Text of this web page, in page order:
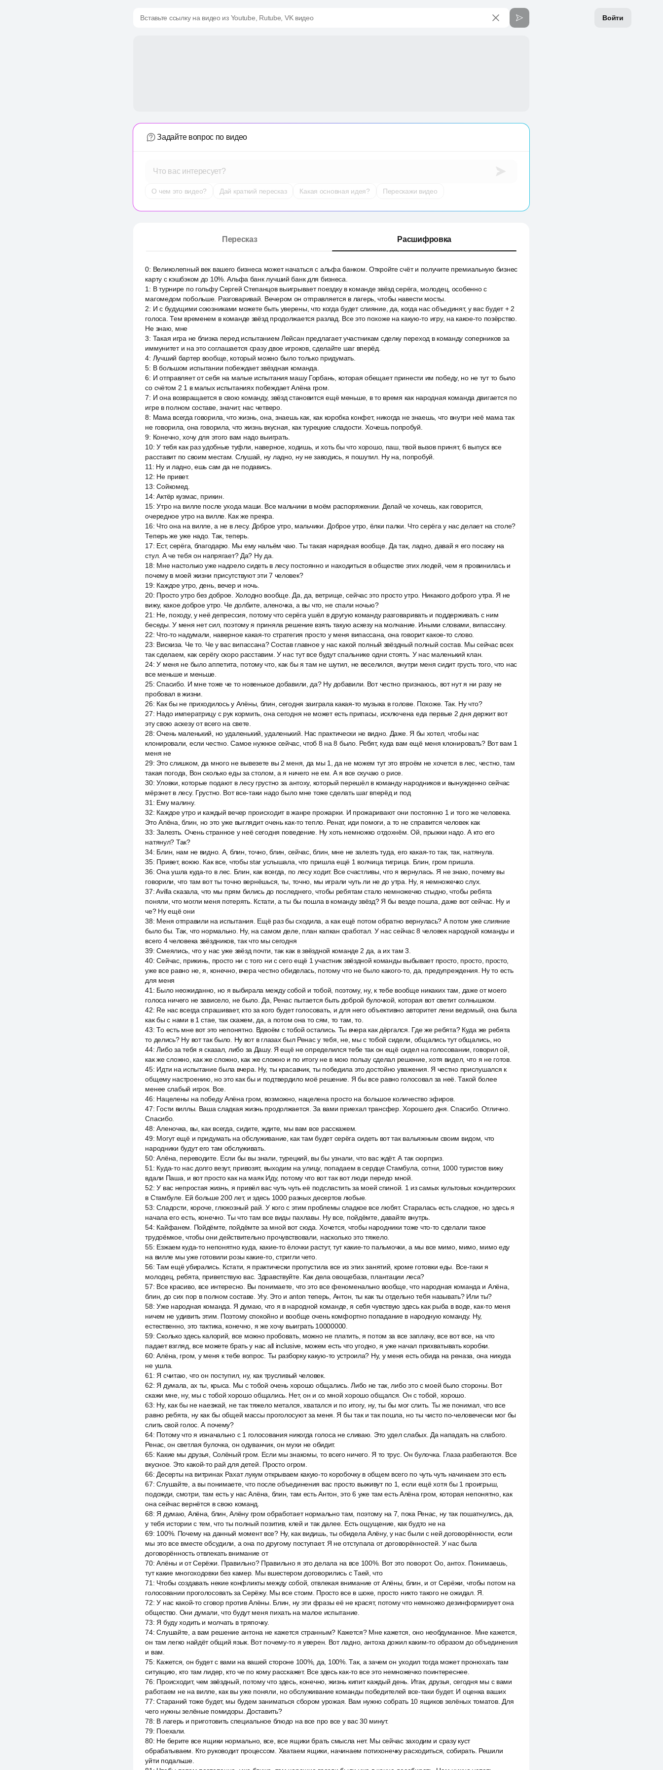
Войти
Вставьте ссылку на видео из Youtube, Rutube, VK видео
Задайте вопрос по видео
Что вас интересует?
О чем это видео? Дай краткий пересказ Какая основная идея? Перескажи видео
Пересказ Расшифровка
0: Великолепный век вашего бизнеса может начаться с альфа банком. Откройте счёт и получите премиальную бизнес
карту с кэшбэком до 10%. Альфа банк лучший банк для бизнеса.
1 : В турнире по гольфу Сергей Степанцов выигрывает поездку в команде звёзд серёга, молодец, особенно с
магомедом побольше. Разговаривай. Вечером он отправляется в лагерь, чтобы навести мосты.
2: И с будущими союзниками можете быть уверены, что когда будет слияние, да, когда нас объединят, у вас будет + 2
голоса. Тем временем в команде звёзд продолжается разлад. Все это похоже на какую-то игру, на какое-то позёрство.
Не знаю, мне
3: Такая игра не близка перед испытанием Лейсан предлагает участникам сделку переход в команду соперников за
иммунитет и на это соглашается сразу двое игроков, сделайте шаг вперёд.
4: Лучший бартер вообще, который можно было только придумать.
5: В большом испытании побеждает звёздная команда.
6: И отправляет от себя на малые испытания машу Горбань, которая обещает принести им победу, но не тут то было
со счётом 2 1 в малых испытаниях побеждает Алёна гром.
7: И она возвращается в свою команду, звёзд становится ещё меньше, в то время как народная команда двигается по
игре в полном составе, значит, нас четверо.
8: Мама всегда говорила, что жизнь, она, знаешь как, как коробка конфет, никогда не знаешь, что внутри неё мама так
не говорила, она говорила, что жизнь вкусная, как турецкие сладости. Хочешь попробуй.
9: Конечно, хочу для этого вам надо выиграть.
10:У тебя как раз удобные туфли, наверное, ходишь, и хоть бы что хорошо, паш, твой вызов принят, 6 выпуск все
расставит по своим местам. Слушай, ну ладно, ну не заводись, я пошутил. Ну на, попробуй.
11 : Ну и ладно, ешь сам да не подавись.
12: Не привет.
13:Сойкомед.
14:Актёр кузмас, прикин.
15:Утро на вилле после ухода маши. Все мальчики в моём распоряжении. Делай че хочешь, как говорится,
очередное утро на вилле. Как же прекра.
16: Что она на вилле, а не в лесу. Доброе утро, мальчики. Доброе утро, ёлки палки. Что серёга у нас делает на столе?
Теперь же уже надо. Так, теперь.
17: Ест, серёга, благодарю. Мы ему нальём чаю. Ты такая нарядная вообще. Да так, ладно, давай я его посажу на
стул. А че тебя он напрягает? Да? Ну да.
18: Мне настолько уже надоело сидеть в лесу постоянно и находиться в обществе этих людей, чем я провинилась и
почему в моей жизни присутствуют эти 7 человек?
19: Каждое утро, день, вечер и ночь.
20: Просто утро без доброе. Холодно вообще. Да, да, ветрище, сейчас это просто утро. Никакого доброго утра. Я не
вижу, какое доброе утро. Че долбите, аленочка, а вы что, не спали ночью?
21 : Не, походу, у неё депрессия, потому что серёга ушёл в другую команду разговаривать и поддерживать с ним
беседы. У меня нет сил, поэтому я приняла решение взять такую аскезу на молчание. Иными словами, випассану.
22: Что-то надумали, наверное какая-то стратегия просто у меня випассана, она говорит какое-то слово.
23: Вискиза. Че то. Че у вас випассана? Состав главное у нас какой полный звёздный полный состав. Мы сейчас всех
так сделаем, как серёгу скоро расставим. У нас тут все будут спальнике одни стоять. У нас маленький клан.
24:У меня не было аппетита, потому что, как бы я там не шутил, не веселился, внутри меня сидит грусть того, что нас
все меньше и меньше.
25:Спасибо. И мне тоже че то новенькое добавили, да? Ну добавили. Вот честно признаюсь, вот нут я ни разу не
пробовал в жизни.
26: Как бы не приходилось у Алёны, блин, сегодня заиграла какая-то музыка в голове. Похоже. Так. Ну что?
27: Надо императрицу с рук кормить, она сегодня не может есть припасы, исключена еда первые 2 дня держит вот
эту свою аскезу от всего на свете.
28:Очень маленький, но удаленький, удаленький. Нас практически не видно. Даже. Я бы хотел, чтобы нас
клонировали, если честно. Самое нужное сейчас, чтоб 8 на 8 было. Ребят, куда вам ещё меня клонировать? Вот вам 1
меня не
29: Это слишком, да много не вывезете вы 2 меня, да мы 1, да не можем тут это втроём не хочется в лес, честно, там
такая погода, Вон сколько еды за столом, а я ничего не ем. А я все скучаю о рисе.
30:Уловки, которые подают в лесу грустно за антоху, который перешёл в команду народников и вынужденно сейчас
мёрзнет в лесу. Грустно. Вот все-таки надо было мне тоже сделать шаг вперёд и под
31 : Ему малину.
32: Каждое утро и каждый вечер происходит в жанре прожарки. И прожаривают они постоянно 1 и того же человека.
Это Алёна, блин, но это уже выглядит очень как-то тепло. Ренат, иди помоги, а то не справится человек как
33:Залезть. Очень странное у неё сегодня поведение. Ну хоть немножко отдохнём. Ой, прыжки надо. А кто его
натянул? Так?
34: Блин, нам не видно. А, блин, точно, блин, сейчас, блин, мне не залезть туда, его какая-то так, так, натянула.
35: Привет, воюю. Как все, чтобы star услышала, что пришла ещё 1 волчица тигрица. Блин, гром пришла.
36:Она ушла куда-то в лес. Блин, как всегда, по лесу ходит. Все счастливы, что я вернулась. Я не знаю, почему вы
говорили, что там вот ты точно вернёшься, ты, точно, мы играли чуть ли не до утра. Ну, я немножечко слух.
37:Avilla сказала, что мы прям бились до последнего, чтобы ребятам стало немножечко стыдно, чтобы ребята
поняли, что могли меня потерять. Кстати, а ты бы пошла в команду звёзд? Я бы везде пошла, даже вот сейчас. Ну и
че? Ну ещё они
38: Меня отправили на испытания. Ещё раз бы сходила, а как ещё потом обратно вернулась? А потом уже слияние
было бы. Так, что нормально. Ну, на самом деле, план капкан сработал. У нас сейчас 8 человек народной команды и
всего 4 человека звёздников, так что мы сегодня
39:Смеялись, что у нас уже звёзд почти, так как в звёздной команде 2 да, а их там 3.
40:Сейчас, прикинь, просто ни с того ни с сего ещё 1 участник звёздной команды выбывает просто, просто, просто,
уже все равно не, я, конечно, вчера честно обиделась, потому что не было какого-то, да, предупреждения. Ну то есть
для меня
41 : Было неожиданно, но я выбирала между собой и тобой, поэтому, ну, к тебе вообще никаких там, даже от моего
голоса ничего не зависело, не было. Да, Ренас пытается быть доброй булочкой, которая вот светит солнышком.
42: Re нас всегда спрашивает, кто за кого будет голосовать, и для него объективно авторитет лени ведомый, она была
как бы с нами в 1 стае, так скажем, да, а потом она то сям, то там, то.
43:То есть мне вот это непонятно. Вдвоём с тобой остались. Ты вчера как дёргался. Где же ребята? Куда же ребята
то делись? Ну вот так было. Ну вот в глазах был Ренас у тебя, не, мы с тобой сидели, общались тут общались, но
44:Либо за тебя я сказал, либо за Дашу. Я ещё не определился тебе так он ещё сидел на голосовании, говорил ой,
как же сложно, как же сложно, как же сложно и по итогу не в мою пользу сделал решение, хотя видел, что я не готов.
45: Идти на испытание была вчера. Ну, ты красавчик, ты победила это достойно уважения. Я честно прислушался к
общему настроению, но это как бы и подтвердило моё решение. Я бы все равно голосовал за неё. Такой более
менее слабый игрок. Все.
46: Нацелены на победу Алёна гром, возможно, нацелена просто на большое количество эфиров.
47: Гости виллы. Ваша сладкая жизнь продолжается. За вами приехал трансфер. Хорошего дня. Спасибо. Отлично.
Спасибо.
48:Аленочка, вы, как всегда, сидите, ждите, мы вам все расскажем.
49: Могут ещё и придумать на обслуживание, как там будет серёга сидеть вот так вальяжным своим видом, что
народники будут его там обслуживать.
50:Алёна, переводите. Если бы вы знали, турецкий, вы бы узнали, что вас ждёт. А так сюрприз.
51 : Куда-то нас долго везут, привозят, выходим на улицу, попадаем в сердце Стамбула, сотни, 1000 туристов вижу
вдали Паша, и вот просто как на маяк Иду, потому что вот так вот люди передо мной.
52:У вас непростая жизнь, я привёл вас чуть чуть её подсластить за моей спиной. 1 из самых культовых кондитерских
в Стамбуле. Ей больше 200 лет, и здесь 1000 разных десертов любые.
53:Сладости, короче, глюкозный рай. У кого с этим проблемы сладкое все любят. Старалась есть сладкое, но здесь я
начала его есть, конечно. Ты что там все виды пахлавы. Ну все, пойдёмте, давайте внутрь.
54: Кайфанем. Пойдёмте, пойдёмте за мной вот сюда. Хочется, чтобы народники тоже что-то сделали такое
трудоёмкое, чтобы они действительно прочувствовали, насколько это тяжело.
55: Езжаем куда-то непонятно куда, какие-то ёлочки растут, тут какие-то пальмочки, а мы все мимо, мимо, мимо еду
на вилле мы уже готовили розы какие-то, стригли чето.
56:Там ещё убирались. Кстати, я практически пропустила все из этих занятий, кроме готовки еды. Все-таки я
молодец, ребята, приветствую вас. Здравствуйте. Как дела овощебаза, плантации леса?
57: Все красиво, все интересно. Вы понимаете, что это все феноменально вообще, что народная команда и Алёна,
блин, до сих пор в полном составе. Угу. Это и anton теперь, Антон, ты как ты отдельно тебя называть? Или ты?
58:Уже народная команда. Я думаю, что я в народной команде, я себя чувствую здесь как рыба в воде, как-то меня
ничем не удивить этим. Поэтому спокойно и вообще очень комфортно попадание в народную команду. Ну,
естественно, это тактика, конечно, я же хочу выиграть 10000000.
59:Сколько здесь калорий, все можно пробовать, можно не платить, я потом за все заплачу, все вот все, на что
падает взгляд, все можете брать у нас all inclusive, можем есть что угодно, я уже начал прихватывать коробки.
60:Алёна, гром, у меня к тебе вопрос. Ты разборку какую-то устроила? Ну, у меня есть обида на реназа, она никуда
не ушла.
61 : Я считаю, что он поступил, ну, как трусливый человек.
62: Я думала, ах ты, крыса. Мы с тобой очень хорошо общались. Либо не так, либо это с моей было стороны. Вот
скажи мне, ну, мы с тобой хорошо общались. Нет, он и со мной хорошо общался. Он с тобой, хорошо.
63: Ну, как бы не наезжай, не так тяжело метался, хватался и по итогу, ну, ты бы мог слить. Ты же понимал, что все
равно ребята, ну как бы общей массы проголосуют за меня. Я бы так и так пошла, но ты чисто по-человечески мог бы
слить свой голос. А почему?
64: Потому что я изначально с 1 голосования никогда голоса не сливаю. Это удел слабых. Да нападать на слабого.
Ренас, он светлая булочка, он одуванчик, он мухи не обидит.
65: Какие мы друзья, Солёный гром. Если мы знакомы, то всего ничего. Я то трус. Он булочка. Глаза разбегаются. Все
вкусное. Это какой-то рай для детей. Просто огром.
66: Десерты на витринах Рахат лукум открываем какую-то коробочку в общем всего по чуть чуть начинаем это есть
67:Слушайте, а вы понимаете, что после объединения вас просто выживут по 1, если ещё хотя бы 1 проигрыш,
подожди, смотри, там есть у нас Алёна, блин, там есть Антон, это 6 уже там есть Алёна гром, которая непонятно, как
она сейчас вернётся в свою команд.
68: Я думаю, Алёна, блин, Алёну гром обработает нормально там, поэтому на 7, пока Ренас, ну так пошатнулись, да,
у тебя истории с тем, что ты полный позитив, клей и так далее. Есть ощущение, как будто не на
69: 100%. Почему на данный момент все? Ну, как видишь, ты обидела Алёну, у нас были с ней договорённости, если
мы это все вместе обсудили, а она по другому поступает. Я не отступала от договорённостей. У нас была
договорённость отвлекать внимание от
70:Алёны и от Серёжи. Правильно? Правильно я это делала на все 100%. Вот это поворот. Оо, антох. Понимаешь,
тут какие многоходовки без камер. Мы вшестером договорились с Таей, что
71 : Чтобы создавать некие конфликты между собой, отвлекая внимание от Алёны, блин, и от Серёжи, чтобы потом на
голосовании проголосовать за Серёжу. Мы все стоим. Просто все в шоке, просто никто такого не ожидал. Я.
72:У нас какой-то сговор против Алёны. Блин, ну эти фразы её не красят, потому что немножко дезинформирует она
общество. Они думали, что будут меня пихать на малое испытание.
73: Я буду ходить и молчать в тряпочку.
74:Слушайте, а вам решение антона не кажется странным? Кажется? Мне кажется, оно необдуманное. Мне кажется,
он там легко найдёт общий язык. Вот почему-то я уверен. Вот ладно, антоха дожил каким-то образом до объединения
и вам.
75: Кажется, он будет с вами на вашей стороне 100%, да, 100%. Так, а зачем он уходил тогда может пронюхать там
ситуацию, кто там лидер, кто че по кому расскажет. Все здесь как-то все это немножечко поинтереснее.
76: Происходит, чем звёздный, потому что здесь, конечно, жизнь кипит каждый день. Итак, друзья, сегодня мы с вами
работаем не на вилле, как вы уже поняли, но обслуживание команды победителей все-таки будет. И оценка ваших
77:Стараний тоже будет, мы будем заниматься сбором урожая. Вам нужно собрать 10 ящиков зелёных томатов. Для
чего нужны зелёные помидоры. Доставить?
78: В лагерь и приготовить специальное блюдо на все про все у вас 30 минут.
79: Поехали.
80: Не берите все ящики нормально, все, все ящики брать смысла нет. Мы сейчас заходим и сразу куст
обрабатываем. Кто руководит процессом. Хватаем ящики, начинаем потихонечку расходиться, собирать. Решили
уйти подальше.